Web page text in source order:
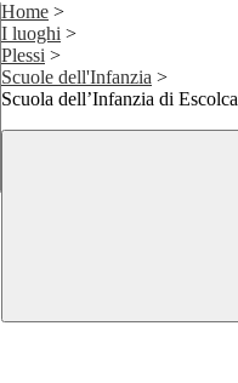
Home >
I luoghi >
Plessi >
Scuole dell'Infanzia >
Scuola dell’Infanzia di Escolca